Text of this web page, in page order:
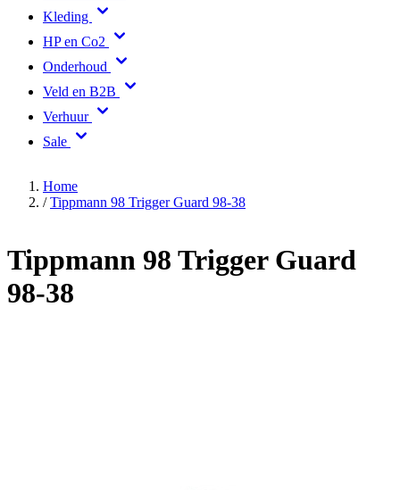
Kleding
HP en Co2
Onderhoud
Veld en B2B
Verhuur
Sale
Home
/ Tippmann 98 Trigger Guard 98-38
Tippmann 98 Trigger Guard
98-38